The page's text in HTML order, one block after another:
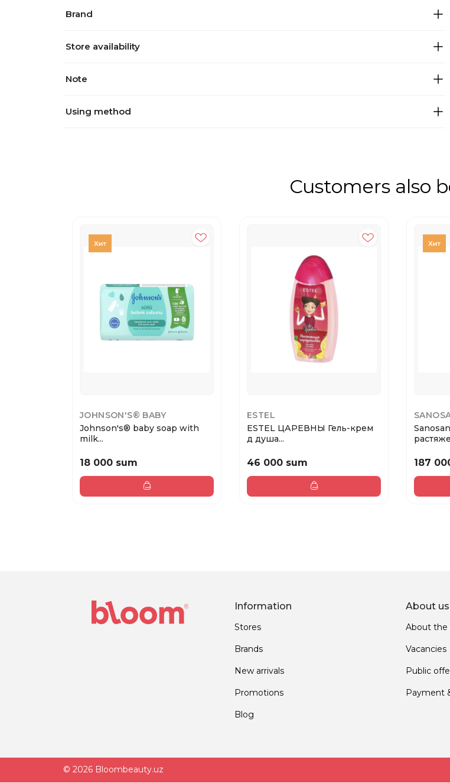
Brand
Store availability
Note
Using method
Customers also
JOHNSON'S® BABY
Johnson's® baby soap with
milk...
18 000 sum
ESTEL
ESTEL ЦАРЕВНЫ Гель-крем
д душа...
46 000 sum 187
Information
Stores
Brands
New arrivals
Promotions
Blog
About us
About the
Vacancies
Public
Payment
© 2026 Bloombeauty.uz